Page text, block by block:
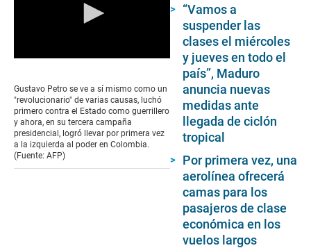
of
0
seconds
Gustavo Petro se ve a sí mismo como un
"revolucionario" de varias causas, luchó
primero contra el Estado como guerrillero
y ahora, en su tercera campaña
presidencial, logró llevar por primera vez
a la izquierda al poder en Colombia.
(Fuente: AFP)
“Vamos a
suspender las
clases el miércoles
y jueves en todo el
país”, Maduro
anuncia nuevas
medidas ante
llegada de ciclón
tropical
Por primera vez, una
aerolínea ofrecerá
camas para los
pasajeros de clase
económica en los
vuelos largos